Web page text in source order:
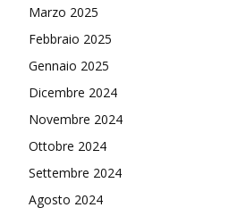
Marzo 2025
Febbraio 2025
Gennaio 2025
Dicembre 2024
Novembre 2024
Ottobre 2024
Settembre 2024
Agosto 2024